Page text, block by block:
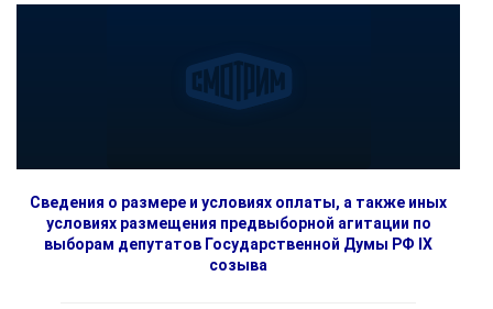
Сведения о размере и условиях оплаты, а также иных
условиях размещения предвыборной агитации по
выборам депутатов Государственной Думы РФ IX
созыва